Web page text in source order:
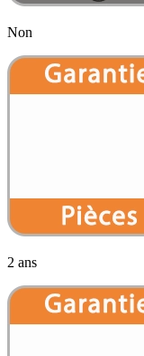
Non
2 ans